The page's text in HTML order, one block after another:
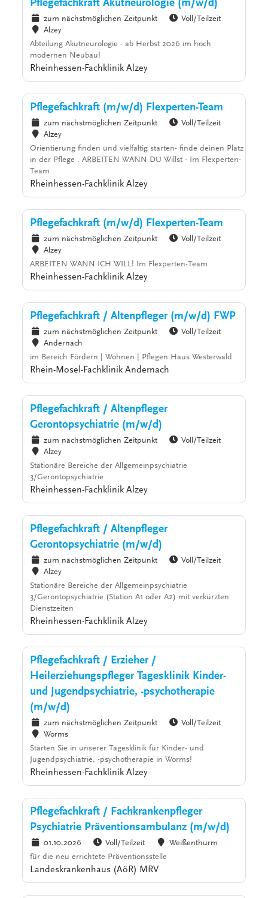
Pflegefachkraft Akutneurologie (m/w/d)
zum nächstmöglichen Zeitpunkt
Voll/Teilzeit
Alzey
Abteilung Akutneurologie - ab Herbst 2026 im hoch
modernen Neubau!
Rheinhessen-Fachklinik Alzey
Pflegefachkraft (m/w/d) Flexperten-Team
zum nächstmöglichen Zeitpunkt
Voll/Teilzeit
Alzey
Orientierung finden und vielfältig starten- finde deinen Platz
in der Pflege . ARBEITEN WANN DU Willst - Im Flexperten-
Team
Rheinhessen-Fachklinik Alzey
Pflegefachkraft (m/w/d) Flexperten-Team
zum nächstmöglichen Zeitpunkt
Voll/Teilzeit
Alzey
ARBEITEN WANN ICH WILL! Im Flexperten-Team
Rheinhessen-Fachklinik Alzey
Pflegefachkraft / Altenpfleger (m/w/d) FWP
zum nächstmöglichen Zeitpunkt
Voll/Teilzeit
Andernach
im Bereich Fördern | Wohnen | Pflegen Haus Westerwald
Rhein-Mosel-Fachklinik Andernach
Pflegefachkraft / Altenpfleger
Gerontopsychiatrie (m/w/d)
zum nächstmöglichen Zeitpunkt
Voll/Teilzeit
Alzey
Stationäre Bereiche der Allgemeinpsychiatrie
3/Gerontopsychiatrie
Rheinhessen-Fachklinik Alzey
Pflegefachkraft / Altenpfleger
Gerontopsychiatrie (m/w/d)
zum nächstmöglichen Zeitpunkt
Voll/Teilzeit
Alzey
Stationäre Bereiche der Allgemeinpsychiatrie
3/Gerontopsychiatrie (Station A1 oder A2) mit verkürzten
Dienstzeiten
Rheinhessen-Fachklinik Alzey
Pflegefachkraft / Erzieher /
Heilerziehungspfleger Tagesklinik Kinder-
und Jugendpsychiatrie, -psychotherapie
(m/w/d)
zum nächstmöglichen Zeitpunkt
Voll/Teilzeit
Worms
Starten Sie in unserer Tagesklinik für Kinder- und
Jugendpsychiatrie, -psychotherapie in Worms!
Rheinhessen-Fachklinik Alzey
Pflegefachkraft / Fachkrankenpfleger
Psychiatrie Präventionsambulanz (m/w/d)
01.10.2026 Voll/Teilzeit
Weißenthurm
für die neu errichtete Präventionsstelle
Landeskrankenhaus (AöR) MRV